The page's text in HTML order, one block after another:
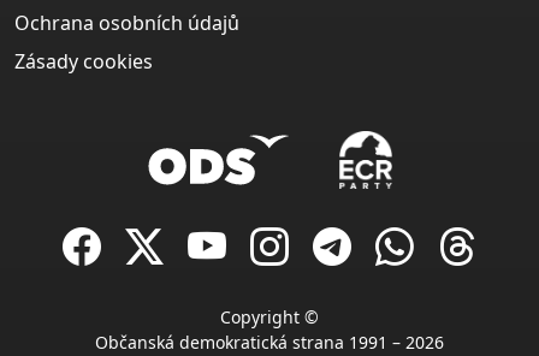
Ochrana osobních údajů
Zásady cookies
Copyright ©
Občanská demokratická strana 1991 – 2026